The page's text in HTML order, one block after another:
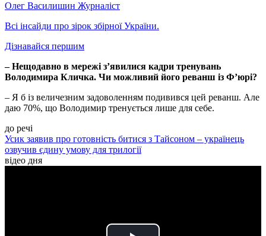
Олег Василишин Журналіст
Всі інсайди про зірок збірної України.
Дізнавайся першим
– Нещодавно в мережі з’явилися кадри тренувань
Володимира Кличка. Чи можливий його реванш із Ф’юрі?
– Я б із величезним задоволенням подивився цей реванш. Але
даю 70%, що Володимир тренується лише для себе.
до речі
Усик заявив про готовність битися з Тайсоном – українець
озвучив єдину умову для трилогії
відео дня